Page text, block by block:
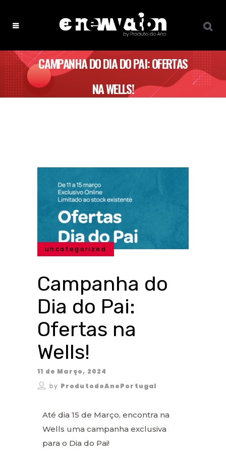
CAMPANHA DO DIA DO PAI: OFERTAS
NA WELLS!
uncategorized
Campanha do
Dia do Pai:
Ofertas na
Wells!
11 de Março, 2024
by ProdutodoAnoPortugal
Até dia 15 de Março, encontra na
Wells uma campanha exclusiva
para o Dia do Pai!